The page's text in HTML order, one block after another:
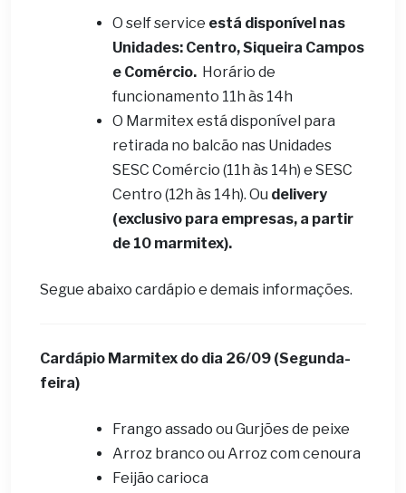
O self service está disponível nas
Unidades: Centro, Siqueira Campos
e Comércio. Horário de
funcionamento 11h às 14h
O Marmitex está disponível para
retirada no balcão nas Unidades
SESC Comércio (11h às 14h) e SESC
Centro (12h às 14h). Ou delivery
(exclusivo para empresas, a partir
de 10 marmitex).
Segue abaixo cardápio e demais informações.
Cardápio Marmitex do dia 26/09 (Segunda-
feira)
Frango assado ou Gurjões de peixe
Arroz branco ou Arroz com cenoura
Feijão carioca